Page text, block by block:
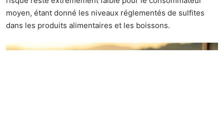
moyen, étant donné les niveaux réglementés de sulfites
dans les produits alimentaires et les boissons.